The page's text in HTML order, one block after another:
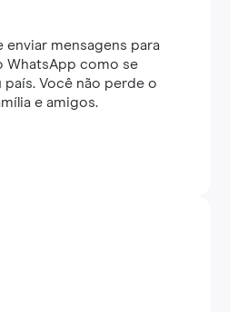
enviar mensagens para
WhatsApp como se
país. Você não perde o
e amigos.